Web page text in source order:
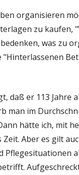
organisieren
zu kaufen,
was zu
"Hinterlassenen
daß er 113 Jahre
man im
hätte ich, mit
Zeit. Aber es gilt
Pflegesituationen